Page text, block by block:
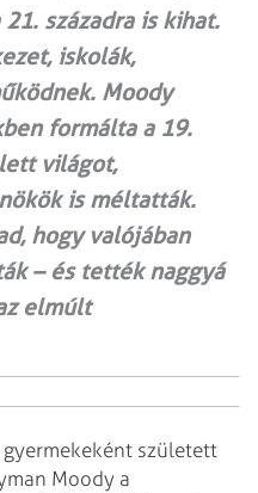
századra is kihat.
iskolák,
Moody
formálta a 19.
világot,
is méltatták.
hogy valójában
– és tették naggyá
elmúlt
született
Moody a